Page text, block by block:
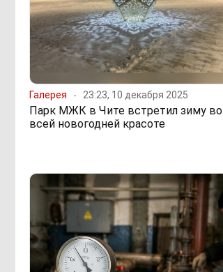
Галерея 23:23, 10 декабря 2025
Парк МЖК в Чите встретил зиму во
всей новогодней красоте